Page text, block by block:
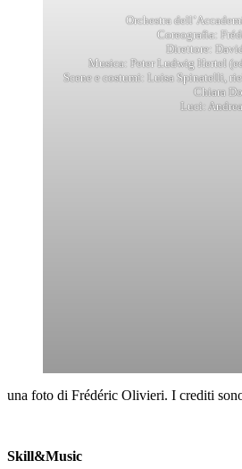
Orchestra
Coreografia:
Direttore:
Musica: Peter Ludwig Hertel
Scene e costumi: Luisa Spinatelli,
Chiara
Luci:
una foto di Frédéric Olivieri. I crediti
Skill&Music